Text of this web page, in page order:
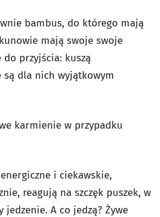
bambus, do którego mają
mają swoje swoje
do przyjścia: kuszą
dla nich wyjątkowym
karmienie w przypadku
i ciekawskie,
reagują na szczęk puszek, w
A co jedzą? Żywe